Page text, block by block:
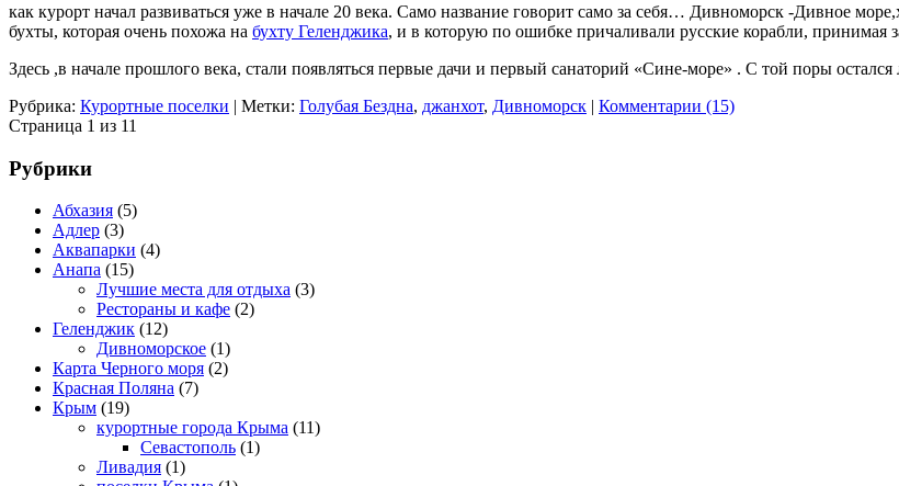
как курорт начал развиваться уже в начале 20 века. Само название говорит само за себя… Дивноморск -Дивное
бухты, которая очень похожа на бухту Геленджика, и в которую по ошибке причаливали русские корабли, принимая
Здесь ,в начале прошлого века, стали появляться первые дачи и первый санаторий «Сине-море» . С той поры
Рубрика: Курортные поселки | Метки: Голубая Бездна, джанхот, Дивноморск | Комментарии (15)
Страница 1 из 11
Рубрики
Абхазия (5)
Адлер (3)
Аквапарки (4)
Анапа (15)
Лучшие места для отдыха (3)
Рестораны и кафе (2)
Геленджик (12)
Дивноморское (1)
Карта Черного моря (2)
Красная Поляна (7)
Крым (19)
курортные города Крыма (11)
Севастополь (1)
Ливадия (1)